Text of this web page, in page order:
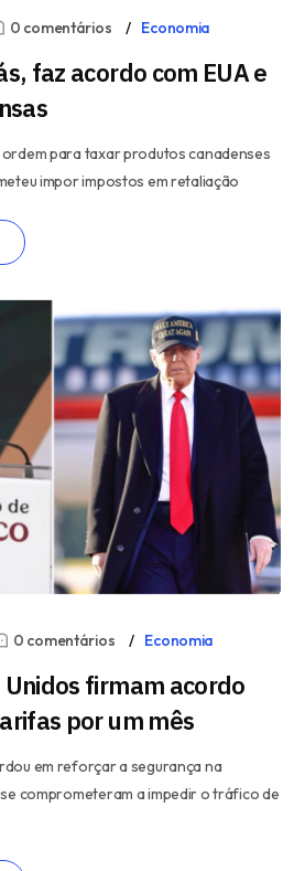
0 comentários Economia
faz acordo com EUA e
para taxar produtos canadenses
impor impostos em retaliação
0 comentários Economia
Unidos firmam acordo
por um mês
em reforçar a segurança na
comprometeram a impedir o tráfico de